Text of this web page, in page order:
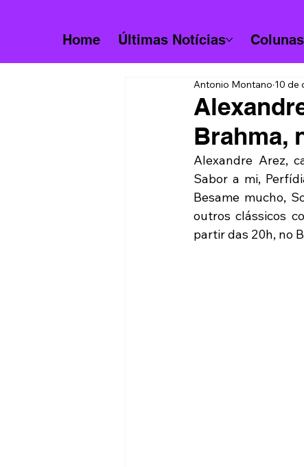
Home Últimas Notícias
Brahma,
Antonio Montano 10 de
Alexandre Arez,
Sabor a mi,
Besame mucho,
outros clássicos
partir das 20h, no